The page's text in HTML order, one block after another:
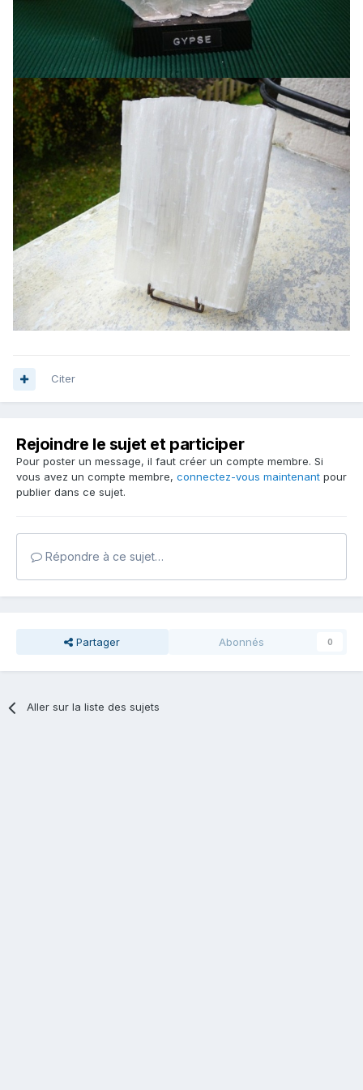
Citer
Rejoindre le sujet et participer
Pour poster un message, il faut créer un compte membre. Si
vous avez un compte membre, connectez-vous maintenant pour
publier dans ce sujet.
Répondre à ce sujet…
Partager Abonnés 0
Aller sur la liste des sujets